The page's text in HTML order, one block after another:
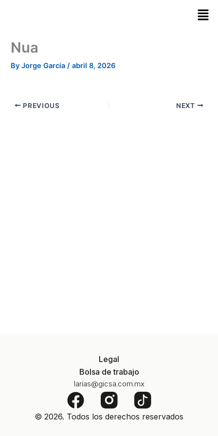
Nua
ByJorge Garcia/abril 8, 2026
PREVIOUS NEXT
Legal
Bolsa de trabajo
larias@gicsa.com.mx
F
a
© 2026. Todos los derechos reservados